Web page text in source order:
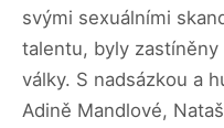
svými sexuálními
talentu, byly
války. S nadsázkou a
Adině Mandlové,